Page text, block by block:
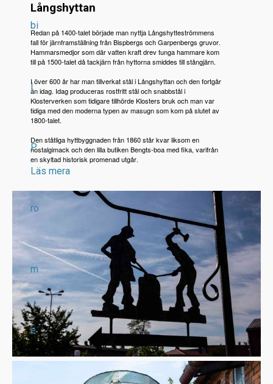
bi
l
P
ro
m
e
Långshyttan
Redan på 1400-talet började man nyttja Långshytteströmmens
fall för järnframställning från Bispbergs och Garpenbergs gruvor.
Hammarsmedjor som där vatten kraft drev tunga hammare kom
till på 1500-talet då tackjärn från hyttorna smiddes till stångjärn.
I över 600 år har man tillverkat stål i Långshyttan och den fortgår
än idag. Idag produceras rostfritt stål och snabbstål i
Klosterverken som tidigare tillhörde Klosters bruk och man var
tidiga med den moderna typen av masugn som kom på slutet av
1800-talet.
Den ståtliga hyttbyggnaden från 1860 står kvar liksom en
nostalgimack och den lilla butiken Bengts-boa med fika, varifrån
en skyltad historisk promenad utgår.
Läs mera